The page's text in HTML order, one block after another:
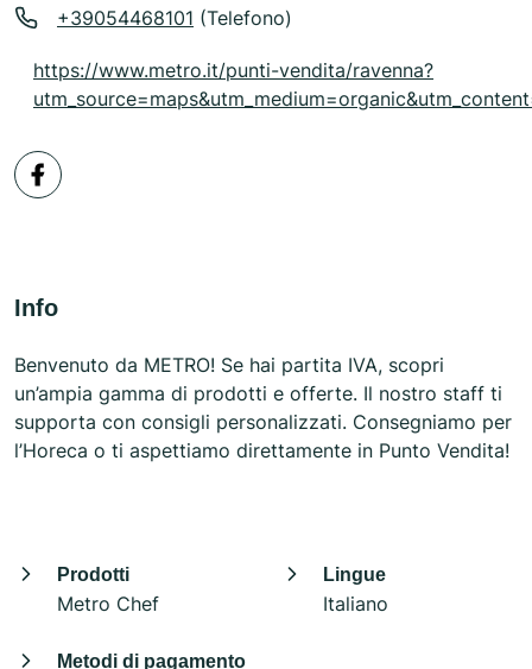
+39054468101 (Telefono)
https://www.metro.it/punti-vendita/ravenna?
Info
Benvenuto da METRO! Se hai partita IVA, scopri
un’ampia gamma di prodotti e offerte. Il nostro staff ti
supporta con consigli personalizzati. Consegniamo per
l’Horeca o ti aspettiamo direttamente in Punto Vendita!
Prodotti
Metro Chef
Lingue
Italiano
Metodi di pagamento